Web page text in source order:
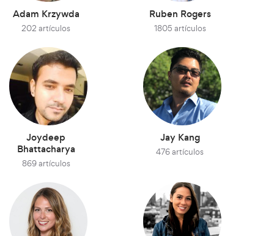
Adam Krzywda
202 artículos
Ruben Rogers
1805 artículos
Joydeep
Bhattacharya
869 artículos
Jay Kang
476 artículos